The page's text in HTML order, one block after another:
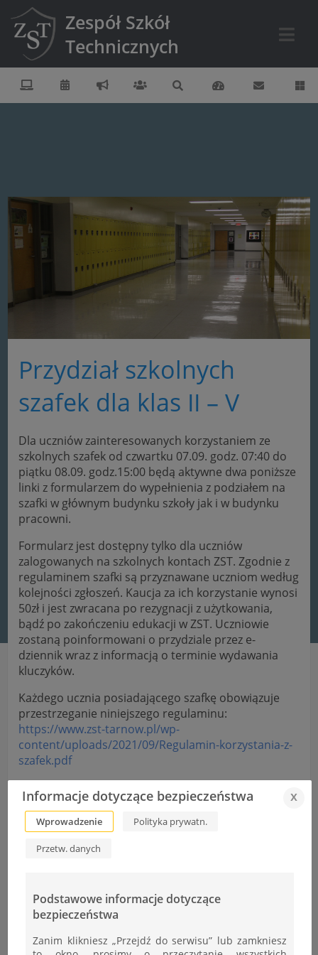
Zespół Szkół
Technicznych
Przydział szkolnych
szafek dla klas II – V
Dla uczniów zainteresowanych korzystaniem ze
szkolnych szafek od czwartku 07.09. godz. 07:40 do
piątku 08.09. godz.15:00 będą aktywne dwa poniższe
linki z formularzem do wypełnienia z podziałem na
szafki w głównym budynku szkoły jak i w budynku
pracowni.
Formularz jest dostępny tylko dla uczniów
zalogowanych na szkolnych kontach ZST. Zgodnie z
regulaminem szafki są przyznawane uczniom według
kolejności zgłoszeń. Kaucja za ich korzystanie wynosi
50zł i jest zwracana po rezygnacji z użytkowania,
bądź po zakończeniu edukacji w ZST. Uczniowie
zostaną poinformowani o przydziale przez e-
dziennik wraz z informacją o terminie wydawania
kluczyków.
Każdego ucznia posiadającego szafkę obowiązuje
przestrzeganie niniejszego regulaminu:
https://www.zst-tarnow.pl/wp-
content/uploads/2021/09/Regulamin-korzystania-z-
szafek.pdf
Przydział szafek dla klas pierwszych będzie zależny
od ilości zgłoszeń klas wyższych, wszelkie
informacje zostaną przekazane przez wychowawców
w drugim tygodniu nauki.
Proszę o kliknięcie TYLKO NA JEDEN z poniższych
Szafki w budynku głównym:
https://forms.gle/j3Qd7fWamQAosycYA
Szafki w budynku pracowni:
https://forms.gle/tbTsFFsax6JrRmTD6
Informacje dotyczące bezpieczeństwa x
Wprowadzenie Polityka prywatn.
Przetw. danych
Podstawowe informacje dotyczące
bezpieczeństwa
Zanim klikniesz „Przejdź do serwisu” lub zamkniesz